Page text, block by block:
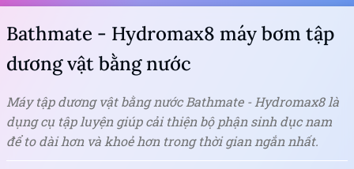
Bathmate - Hydromax8 máy bơm tập
dương vật bằng nước
Máy tập dương vật bằng nước Bathmate - Hydromax8 là
dụng cụ tập luyện giúp cải thiện bộ phận sinh dục nam
để to dài hơn và khoẻ hơn trong thời gian ngắn nhất.